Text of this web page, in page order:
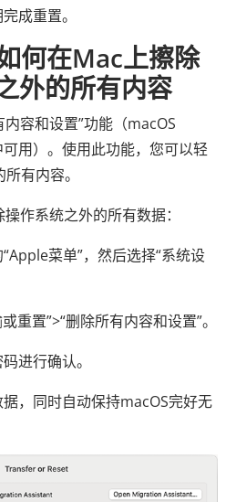
成重置。
何在Mac上擦除
外的所有内容
容和设置”功能（macOS
用）。使用此功能，您可以轻
有内容。
作系统之外的所有数据：
菜单”，然后选择“系统设
重置”>“删除所有内容和设置”。
进行确认。
，同时自动保持macOS完好无